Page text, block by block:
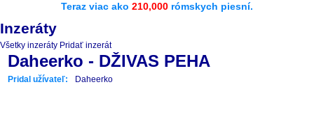
Teraz viac ako 210,000 rómskych piesní.
Inzeráty
Všetky inzeráty Pridať inzerát
Daheerko - DŽIVAS PEHA
Pridal užívateľ: Daheerko